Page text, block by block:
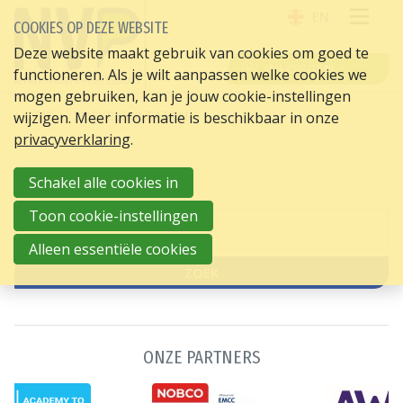
INLOGGEN
HOME ZOEKRESULTATEN
ZOEKRESULTATEN
Zoekveld
ONZE PARTNERS
COOKIES OP DEZE WEBSITE
Deze website maakt gebruik van cookies om goed te
functioneren. Als je wilt aanpassen welke cookies we
mogen gebruiken, kan je jouw cookie-instellingen
wijzigen. Meer informatie is beschikbaar in onze
privacyverklaring.
Schakel alle cookies in
Toon cookie-instellingen
Alleen essentiële cookies